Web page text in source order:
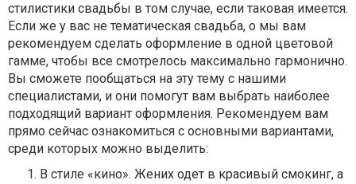
стилистики свадьбы в том случае, если таковая имеется.
Если же у вас не тематическая свадьба, о мы вам
рекомендуем сделать оформление в одной цветовой
гамме, чтобы все смотрелось максимально гармонично.
Вы сможете пообщаться на эту тему с нашими
специалистами, и они помогут вам выбрать наиболее
подходящий вариант оформления. Рекомендуем вам
прямо сейчас ознакомиться с основными вариантами,
среди которых можно выделить:
В стиле «кино». Жених одет в красивый смокинг, а